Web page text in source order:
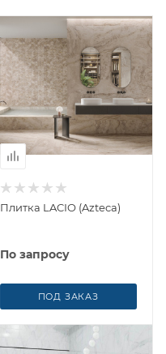
Плитка LACIO (Azteca)
По запросу
ПОД ЗАКАЗ